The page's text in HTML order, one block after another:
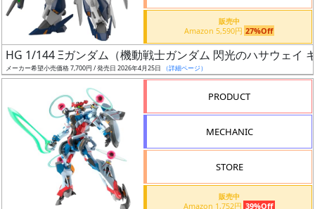
ト
ー
タ
ー
販売中
Amazon 5,590円 27%Off
HG 1/144 Ξガンダム（機動戦士ガンダム 閃光のハサウェイ
メーカー希望小売価格 7,700円 / 発売日 2026年4月25日 （詳細ページ）
PRODUCT
MECHANIC
STORE
販売中
Amazon 1,752円 39%Off